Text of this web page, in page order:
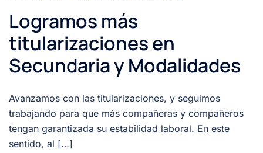
Logramos más
titularizaciones en
Secundaria y Modalidades
Avanzamos con las titularizaciones, y seguimos
trabajando para que más compañeras y compañeros
tengan garantizada su estabilidad laboral. En este
sentido, al […]